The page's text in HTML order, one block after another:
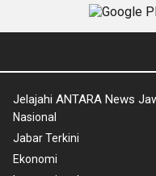
Jelajahi ANTARA News
Nasional
Jabar Terkini
Ekonomi